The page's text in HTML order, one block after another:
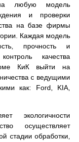
любую модель
и проверки
на базе фирмы
Каждая модель
прочность и
качества
КиК выйти на
с ведущими
как: Ford, KIA,
экологичности
осуществляет
стадии обработки,